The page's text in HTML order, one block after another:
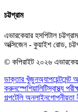
চট্টগ্রাম
এভারকেয়ার হসপিটাল
অক্সিজেন - কুয়াইশ রোড,
© কপিরাইট ২০২৬
ডাক্তার খুঁজুনঅ্যাপয়েন্টমেন্ট
করুনস্পেশিয়ালিটিস্বাস্থ্য
গল্পটেলি অনলাইনগোপনীয়তা